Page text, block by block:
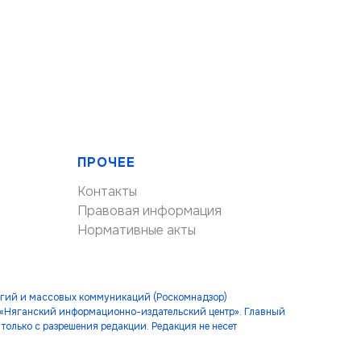
ПРОЧЕЕ
Контакты
Правовая информация
Нормативные акты
и массовых коммуникаций (Роскомнадзор)
информационно-издательский центр». Главный
с разрешения редакции. Редакция не несет